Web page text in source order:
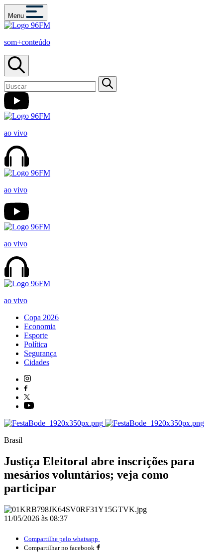
Menu
som+conteúdo
ao vivo
ao vivo
ao vivo
ao vivo
Copa 2026
Economia
Esporte
Política
Segurança
Cidades
Brasil
Justiça Eleitoral abre inscrições para
mesários voluntários; veja como
participar
11/05/2026 às 08:37
Compartilhe pelo whatsapp
Compartilhar no facebook